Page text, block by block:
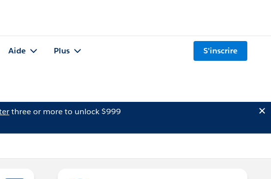
Aide Plus S'inscrire
three or more to unlock $999